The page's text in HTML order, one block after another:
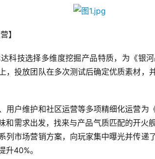
】
科技选择多维度挖掘产品特质，为《银
，投放团队在多次测试后确定优质素材，
用户维护和社区运营等多项精细化运营为
和需求出发，找来与产品气质匹配的开火
列市场营销方案，向玩家集中曝光并传递
升40%。